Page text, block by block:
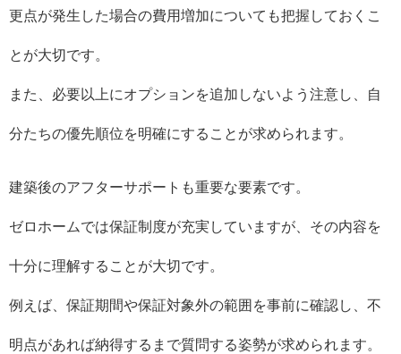
更点が発生した場合の費用増加についても把握しておくこ
とが大切です。
また、必要以上にオプションを追加しないよう注意し、自
分たちの優先順位を明確にすることが求められます。
建築後のアフターサポートも重要な要素です。
ゼロホームでは保証制度が充実していますが、その内容を
十分に理解することが大切です。
例えば、保証期間や保証対象外の範囲を事前に確認し、不
明点があれば納得するまで質問する姿勢が求められます。